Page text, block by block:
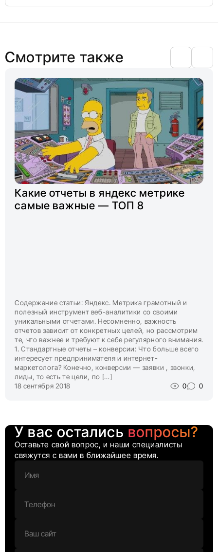
Смотрите также
Какие отчеты в яндекс метрике
самые важные — ТОП 8
Содержание статьи: Яндекс. Метрика грамотный и
полезный инструмент веб-аналитики со своими
уникальными отчетами. Несомненно, важность
отчетов зависит от конкретных целей, но рассмотрим
те, что важнее и требуют к себе регулярного внимания.
1. Стандартные отчеты – конверсии: Что больше всего
интересует предпринимателя и интернет-
маркетолога? Конечно, конверсии — заявки , звонки,
лиды, то есть те цели, по […]
18 сентября 2018
0 0
У вас остались вопросы?
Оставьте свой вопрос, и наши специалисты
свяжутся с вами в ближайшее время.